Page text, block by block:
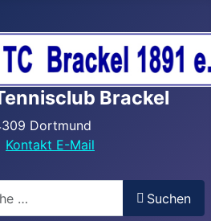
Brackel
Dortmund
Kontakt E-Mail
Suchen